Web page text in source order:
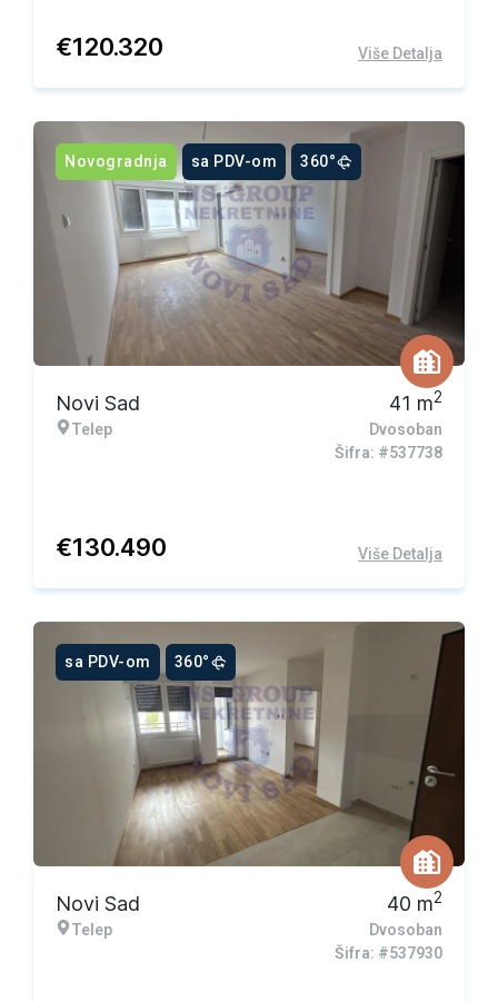
€120.320 Više Detalja
Novogradnja sa PDV-om 360°
Novi Sad
Telep
41 m2
Dvosoban
Šifra: #537738
€130.490 Više Detalja
sa PDV-om 360°
Novi Sad
Telep
40 m2
Dvosoban
Šifra: #537930